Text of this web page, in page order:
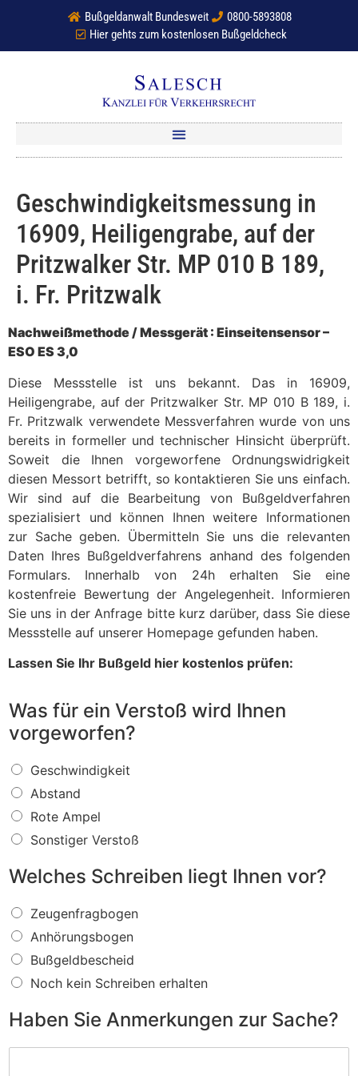
Bußgeldanwalt Bundesweit
0800-5893808
Hier gehts zum kostenlosen Bußgeldcheck
Geschwindigkeitsmessung in
16909, Heiligengrabe, auf der
Pritzwalker Str. MP 010 B 189,
i. Fr. Pritzwalk
Nachweißmethode / Messgerät : Einseitensensor –
ESO ES 3,0
Diese Messstelle ist uns bekannt. Das in 16909,
Heiligengrabe, auf der Pritzwalker Str. MP 010 B 189, i.
Fr. Pritzwalk verwendete Messverfahren wurde von uns
bereits in formeller und technischer Hinsicht überprüft.
Soweit die Ihnen vorgeworfene Ordnungswidrigkeit
diesen Messort betrifft, so kontaktieren Sie uns einfach.
Wir sind auf die Bearbeitung von Bußgeldverfahren
spezialisiert und können Ihnen weitere Informationen
zur Sache geben. Übermitteln Sie uns die relevanten
Daten Ihres Bußgeldverfahrens anhand des folgenden
Formulars. Innerhalb von 24h erhalten Sie eine
kostenfreie Bewertung der Angelegenheit. Informieren
Sie uns in der Anfrage bitte kurz darüber, dass Sie diese
Messstelle auf unserer Homepage gefunden haben.
Lassen Sie Ihr Bußgeld hier kostenlos prüfen:
Was für ein Verstoß wird Ihnen
vorgeworfen?
W
a
s
f
ü
r
i
V
e
r
s
t
o
ß
w
Geschwindigkeit
Abstand
Rote Ampel
Sonstiger Verstoß
Welches Schreiben liegt Ihnen vor?
W
e
c
h
e
S
Zeugenfragbogen
Anhörungsbogen
Bußgeldbescheid
Noch kein Schreiben erhalten
Haben Sie Anmerkungen zur Sache?